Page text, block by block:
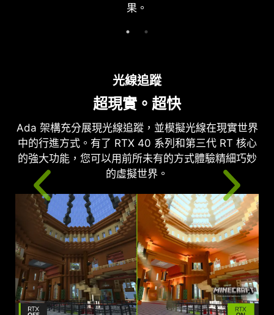
果。
光線追蹤
超現實。超快
Ada 架構充分展現光線追蹤，並模擬光線在現實世界
中的行進方式。有了 RTX 40 系列和第三代 RT 核心
的強大功能，您可以用前所未有的方式體驗精細巧妙
的虛擬世界。